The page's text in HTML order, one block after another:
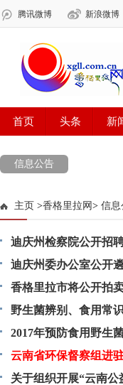
信息公告
主页 >香格里拉网 > 信息
迪庆州检察院公开招
迪庆州委办公室公开
香格里拉市将公开拍
野生菌辨别、食用常
2017年预防食用野生
云南省环保督察组进
关于组织开展“云南